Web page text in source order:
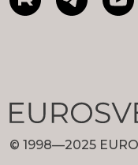
© 1998—2025